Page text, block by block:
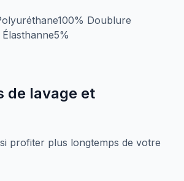
Doublure
de lavage et
profiter plus longtemps de votre